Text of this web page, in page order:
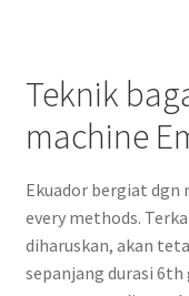
Teknik
machine
Ekuador bergiat dgn
every methods.
diharuskan, akan
sepanjang durasi 6th